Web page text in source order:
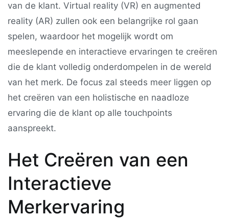
van de klant. Virtual reality (VR) en augmented
reality (AR) zullen ook een belangrijke rol gaan
spelen, waardoor het mogelijk wordt om
meeslepende en interactieve ervaringen te creëren
die de klant volledig onderdompelen in de wereld
van het merk. De focus zal steeds meer liggen op
het creëren van een holistische en naadloze
ervaring die de klant op alle touchpoints
aanspreekt.
Het Creëren van een
Interactieve
Merkervaring